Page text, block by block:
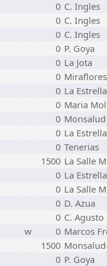
0 C. Ingles
0 C. Ingles
0 C. Ingles
0 P. Goya
0 La Jota
0 Miraflores
0 La Estrella
0 Maria
0 Monsalud
0 La Estrella
0 Tenerias
1500 La Salle
0 La Estrella
0 La Salle
0 D. Azua
0 C. Agusto
w 0 Marcos
1500
0 P. Goya